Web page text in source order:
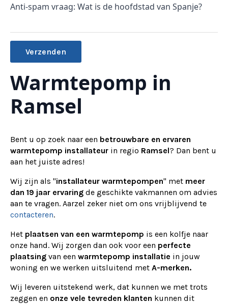
Anti-spam vraag: Wat is de hoofdstad van Spanje?
Alternative:
Warmtepomp in
Ramsel
Bent u op zoek naar een betrouwbare en ervaren
warmtepomp installateur in regio Ramsel? Dan bent u
aan het juiste adres!
Wij zijn als "installateur warmtepompen" met meer
dan 19 jaar ervaring de geschikte vakmannen om advies
aan te vragen. Aarzel zeker niet om ons vrijblijvend te
contacteren.
Het plaatsen van een warmtepomp is een kolfje naar
onze hand. Wij zorgen dan ook voor een perfecte
plaatsing van een warmtepomp installatie in jouw
woning en we werken uitsluitend met A-merken.
Wij leveren uitstekend werk, dat kunnen we met trots
zeggen en onze vele tevreden klanten kunnen dit